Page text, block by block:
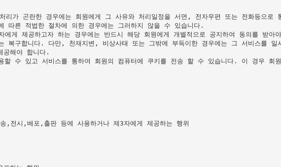
가 곤란한 경우에는 회원에게 그 사유와 처리일정을 서면, 전자우편 또는 전화등으로
따른 적법한 절차에 의한 경우에는 그러하지 않을 수 있습니다.
제공하고자 하는 경우에는 반드시 해당 회원에게 개별적으로 공지하여 동의를 받아
구합니다. 다만, 천재지변, 비상사태 또는 그밖에 부득이한 경우에는 그 서비스를 일
해야 합니다.
수 있고 서비스를 통하여 회원의 컴퓨터에 쿠키를 전송 할 수 있습니다. 이 경우
시,배포,출판 등에 사용하거나 제3자에게 제공하는 행위